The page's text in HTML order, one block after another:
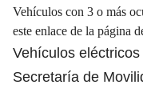
Vehículos con 3 o más
este enlace de la página
Vehículos
Secretaría de